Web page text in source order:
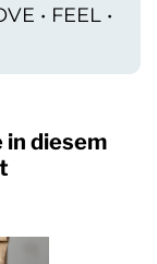
• FEEL •
diesem